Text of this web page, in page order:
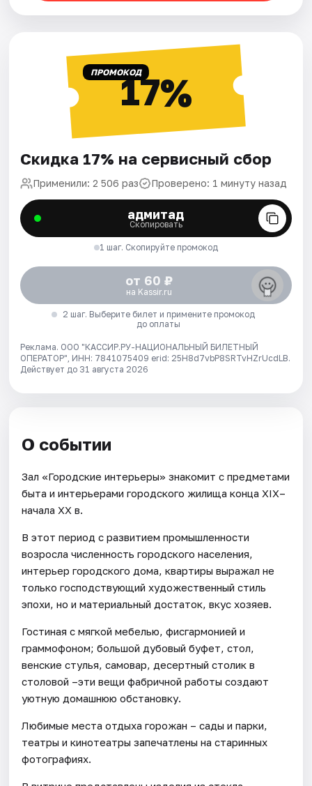
ПРОМОКОД17%
Скидка 17% на сервисный сбор
Применили: 2 506 раз Проверено: 1 минуту назад
адмитад
Скопировать
1 шаг. Скопируйте промокод
от 60 ₽
на Kassir.ru
2 шаг. Выберите билет и примените промокод
до оплаты
Реклама. ООО "КАССИР.РУ-НАЦИОНАЛЬНЫЙ БИЛЕТНЫЙ
ОПЕРАТОР", ИНН: 7841075409 erid: 25H8d7vbP8SRTvHZrUcdLB.
Действует до 31 августа 2026
О событии
Зал «Городские интерьеры» знакомит с предметами
быта и интерьерами городского жилища конца XIX–
начала XX в.
В этот период с развитием промышленности
возросла численность городского населения,
интерьер городского дома, квартиры выражал не
только господствующий художественный стиль
эпохи, но и материальный достаток, вкус хозяев.
Гостиная с мягкой мебелью, фисгармонией и
граммофоном; большой дубовый буфет, стол,
венские стулья, самовар, десертный столик в
столовой –эти вещи фабричной работы создают
уютную домашнюю обстановку.
Любимые места отдыха горожан – сады и парки,
театры и кинотеатры запечатлены на старинных
фотографиях.